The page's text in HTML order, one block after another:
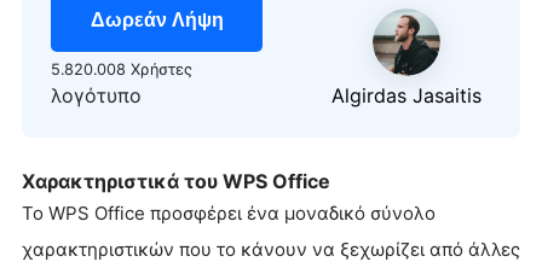
Δωρεάν Λήψη
5.820.008 Χρήστες
Algirdas Jasaitis
λογότυπο
Χαρακτηριστικά του WPS Office
Το WPS Office προσφέρει ένα μοναδικό σύνολο
χαρακτηριστικών που το κάνουν να ξεχωρίζει από άλλες